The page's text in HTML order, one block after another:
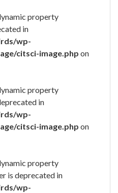
property
in
wp-
citsci-image.php on
property
in
wp-
citsci-image.php on
property
is deprecated in
wp-